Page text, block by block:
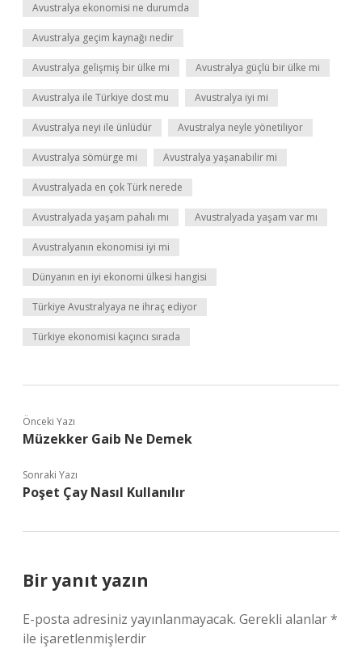
Avustralya ekonomisi ne durumda
Avustralya geçim kaynağı nedir
Avustralya gelişmiş bir ülke mi Avustralya güçlü bir ülke mi
Avustralya ile Türkiye dost mu Avustralya iyi mi
Avustralya neyi ile ünlüdür Avustralya neyle yönetiliyor
Avustralya sömürge mi Avustralya yaşanabilir mi
Avustralyada en çok Türk nerede
Avustralyada yaşam pahalı mı Avustralyada yaşam var mı
Avustralyanın ekonomisi iyi mi
Dünyanın en iyi ekonomi ülkesi hangisi
Türkiye Avustralyaya ne ihraç ediyor
Türkiye ekonomisi kaçıncı sırada
Önceki Yazı
Müzekker Gaib Ne Demek
Sonraki Yazı
Poşet Çay Nasıl Kullanılır
Bir yanıt yazın
E-posta adresiniz yayınlanmayacak. Gerekli alanlar*
ile işaretlenmişlerdir